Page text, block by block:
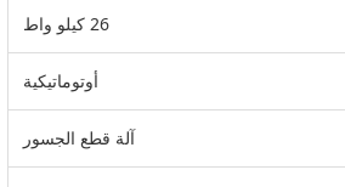
26 كيلو واط
أوتوماتيكية
آلة قطع الجسور